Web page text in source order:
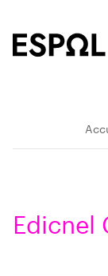
Edicnel